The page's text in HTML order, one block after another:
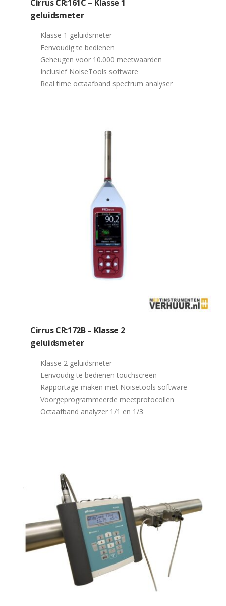
Cirrus CR:161C – Klasse 1
geluidsmeter
Klasse 1 geluidsmeter
Eenvoudig te bedienen
Geheugen voor 10.000 meetwaarden
Inclusief NoiseTools software
Real time octaafband spectrum analyser
Cirrus CR:172B – Klasse 2
geluidsmeter
Klasse 2 geluidsmeter
Eenvoudig te bedienen touchscreen
Rapportage maken met Noisetools software
Voorgeprogrammeerde meetprotocollen
Octaafband analyzer 1/1 en 1/3